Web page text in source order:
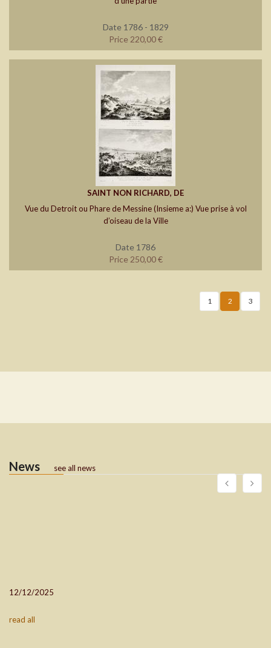
Date 1786 - 1829
Price 220,00 €
SAINT NON RICHARD, DE
Vue du Detroit ou Phare de Messine (Insieme a:) Vue prise à vol
d’oiseau de la Ville
Date 1786
Price 250,00 €
1 2 3
News see all news
12/12/2025
read all